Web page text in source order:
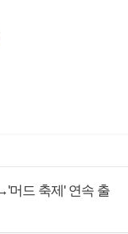
머드 축제' 연속 출